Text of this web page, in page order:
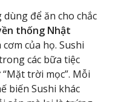
để ăn cho chắc
thống Nhật
của họ. Sushi
các bữa tiệc
trời mọc”. Mỗi
biến Sushi khác